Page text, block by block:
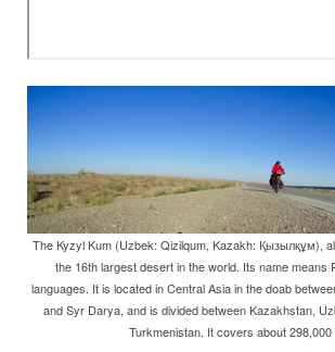
The Kyzyl Kum (Uzbek: Qizilqum, Kazakh: Қызылқұм),
the 16th largest desert in the world. Its name means
languages. It is located in Central Asia in the doab
and Syr Darya, and is divided between Kazakhstan,
Turkmenistan. It covers about 298,000